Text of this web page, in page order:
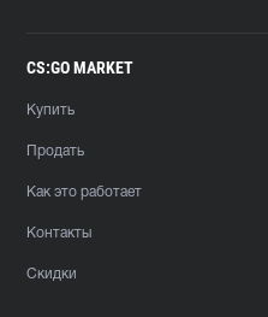
CS:GO MARKET
Купить
Продать
Как это работает
Контакты
Скидки